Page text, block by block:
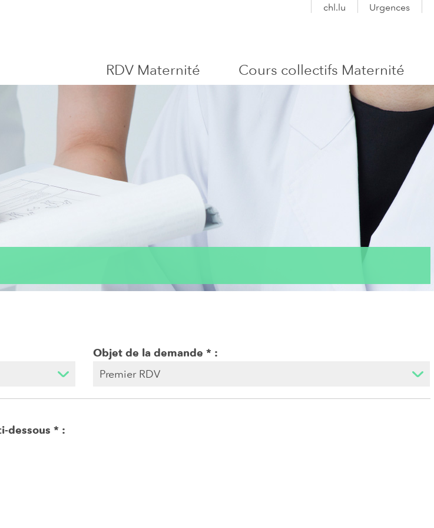
chl.lu Urgences
RDV Maternité Cours collectifs Maternité
Objet de la demande
dessous